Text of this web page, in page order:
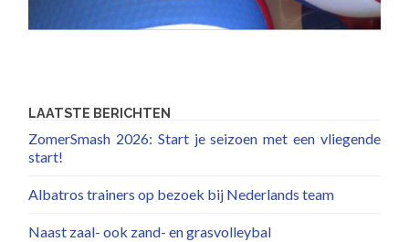
LAATSTE BERICHTEN
ZomerSmash 2026: Start je seizoen met een vliegende
start!
Albatros trainers op bezoek bij Nederlands team
Naast zaal- ook zand- en grasvolleybal